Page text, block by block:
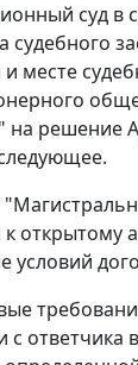
суд в
на решение
условий
ответчика